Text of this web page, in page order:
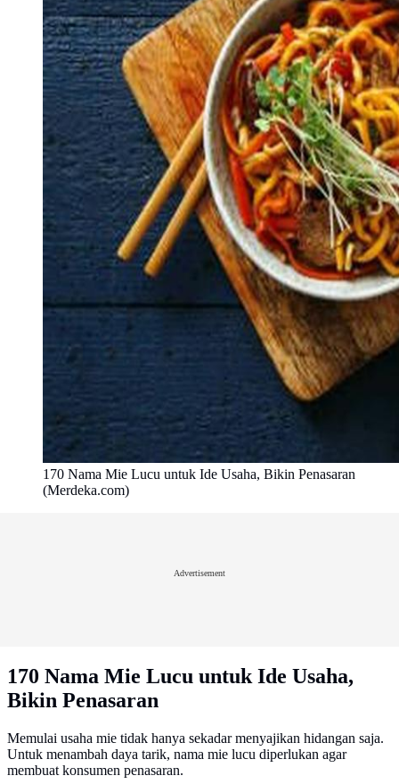
170 Nama Mie Lucu untuk Ide Usaha, Bikin Penasaran
(Merdeka.com)
Advertisement
170 Nama Mie Lucu untuk Ide Usaha,
Bikin Penasaran
Memulai usaha mie tidak hanya sekadar menyajikan hidangan saja.
Untuk menambah daya tarik, nama mie lucu diperlukan agar
membuat konsumen penasaran.